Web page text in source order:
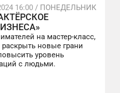
16:00 / ПОНЕДЕЛЬНИК
на мастер-класс,
новые грани
уровень
с людьми.